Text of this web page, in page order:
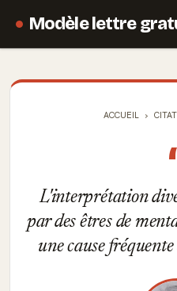
Modèle lettre
ACCUEIL
L'interprétation
par des êtres de
une cause